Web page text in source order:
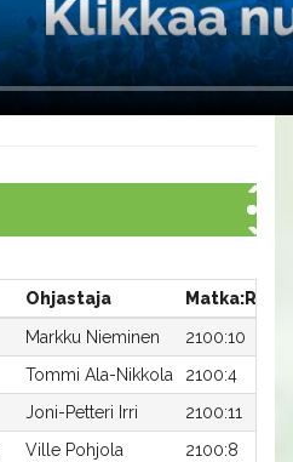
Ohjastaja
Matka:Rata
Markku Nieminen
2100:10
Tommi Ala-Nikkola
2100:4
Joni-Petteri Irri
2100:11
Ville Pohjola 2100:8